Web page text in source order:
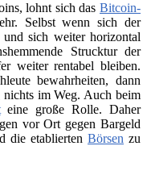
lohnt sich das Bitcoin-
Selbst wenn sich der
und sich weiter horizontal
Strucktur der
weiter rentabel bleiben.
bewahrheiten, dann
nichts im Weg. Auch beim
eine große Rolle. Daher
vor Ort gegen Bargeld
die etablierten Börsen zu